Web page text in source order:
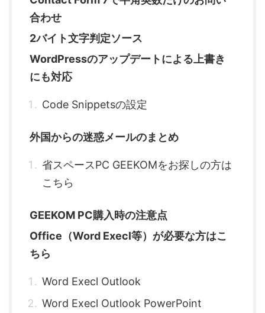
合わせ
2バイト文字判定ソース
WordPressのアップデートによる上書き
にも対応
Code Snippetsの設定
外国からの迷惑メールのまとめ
省スペースPC GEEKOMをお探しの方は
こちら
GEEKOM PC購入時の注意点
Office（Word Execl等）が必要な方はこ
ちら
Word Execl Outlook
Word Execl Outlook PowerPoint